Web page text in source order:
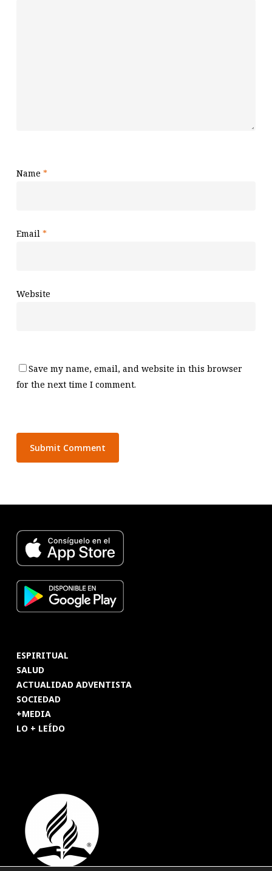
Name *
Email *
Website
Save my name, email, and website in this browser
for the next time I comment.
ESPIRITUAL
SALUD
ACTUALIDAD ADVENTISTA
SOCIEDAD
+MEDIA
LO + LEÍDO